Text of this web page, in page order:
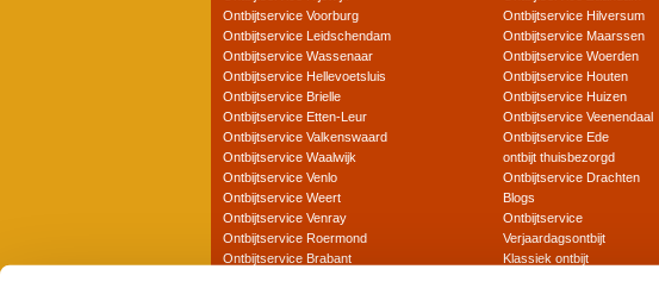
Ontbijtservice Voorburg
Ontbijtservice Leidschendam
Ontbijtservice Wassenaar
Ontbijtservice Hellevoetsluis
Ontbijtservice Brielle
Ontbijtservice Etten-Leur
Ontbijtservice Valkenswaard
Ontbijtservice Waalwijk
Ontbijtservice Venlo
Ontbijtservice Weert
Ontbijtservice Venray
Ontbijtservice Roermond
Ontbijtservice Brabant
Ontbijtservice Hilversum
Ontbijtservice Maarssen
Ontbijtservice Woerden
Ontbijtservice Houten
Ontbijtservice Huizen
Ontbijtservice Veenendaal
Ontbijtservice Ede
ontbijt thuisbezorgd
Ontbijtservice Drachten
Blogs
Ontbijtservice
Verjaardagsontbijt
Klassiek ontbijt